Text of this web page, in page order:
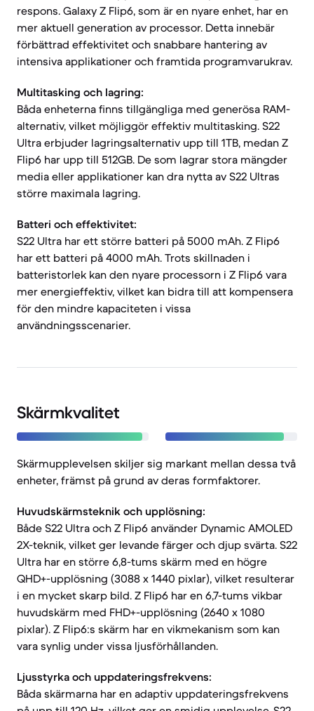
respons. Galaxy Z Flip6, som är en nyare enhet, har en
mer aktuell generation av processor. Detta innebär
förbättrad effektivitet och snabbare hantering av
intensiva applikationer och framtida programvarukrav.
Multitasking och lagring:
Båda enheterna finns tillgängliga med generösa RAM-
alternativ, vilket möjliggör effektiv multitasking. S22
Ultra erbjuder lagringsalternativ upp till 1TB, medan Z
Flip6 har upp till 512GB. De som lagrar stora mängder
media eller applikationer kan dra nytta av S22 Ultras
större maximala lagring.
Batteri och effektivitet:
S22 Ultra har ett större batteri på 5000 mAh. Z Flip6
har ett batteri på 4000 mAh. Trots skillnaden i
batteristorlek kan den nyare processorn i Z Flip6 vara
mer energieffektiv, vilket kan bidra till att kompensera
för den mindre kapaciteten i vissa
användningsscenarier.
Skärmkvalitet
Skärmupplevelsen skiljer sig markant mellan dessa två
enheter, främst på grund av deras formfaktorer.
Huvudskärmsteknik och upplösning:
Både S22 Ultra och Z Flip6 använder Dynamic AMOLED
2X-teknik, vilket ger levande färger och djup svärta. S22
Ultra har en större 6,8-tums skärm med en högre
QHD+-upplösning (3088 x 1440 pixlar), vilket resulterar
i en mycket skarp bild. Z Flip6 har en 6,7-tums vikbar
huvudskärm med FHD+-upplösning (2640 x 1080
pixlar). Z Flip6:s skärm har en vikmekanism som kan
vara synlig under vissa ljusförhållanden.
Ljusstyrka och uppdateringsfrekvens:
Båda skärmarna har en adaptiv uppdateringsfrekvens